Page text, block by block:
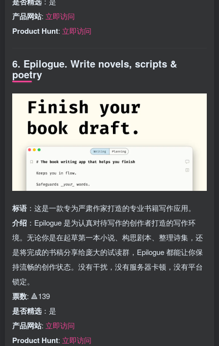
产品网站: 立即访问
Product Hunt: 立即访问
6. Epilogue. Write novels, scripts &
poetry
标语 ：这是一款专为严肃作家打造的专业书籍写作应用。
介绍 ：Epilogue 是为认真对待写作的创作者打造的写作环
境。无论你是在起草第一本小说、构思剧本、整理诗集，还
是将完成的书稿分享给庞大的试读群，Epilogue 都能让你保
持流畅的创作状态。没有干扰，没有服务器卡顿，没有平台
锁定。
票数: 🔺139
是否精选 ：是
产品网站: 立即访问
Product Hunt: 立即访问